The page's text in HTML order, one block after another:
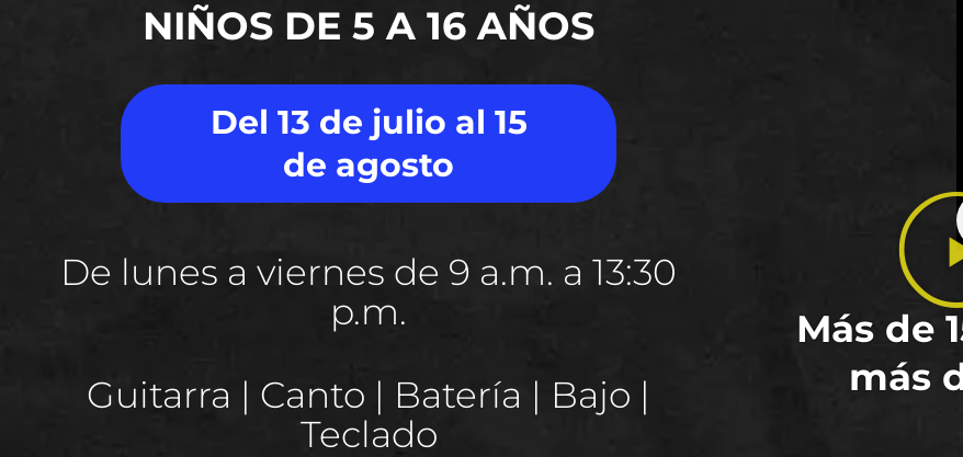
NIÑOS DE 5 A 16 AÑOS
Del 13 de julio al 15
de agosto
De lunes a viernes de 9 a.m. a 13:30
p.m.
Guitarra | Canto | Batería | Bajo |
Teclado
Más de
más